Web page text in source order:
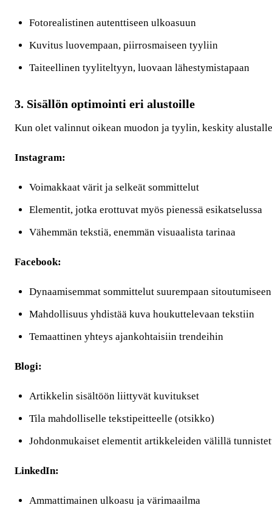
Fotorealistinen autenttiseen ulkoasuun
Kuvitus luovempaan, piirrosmaiseen tyyliin
Taiteellinen tyyliteltyyn, luovaan lähestymistapaan
3. Sisällön optimointi eri alustoille
Kun olet valinnut oikean muodon ja tyylin, keskity
Instagram:
Voimakkaat värit ja selkeät sommittelut
Elementit, jotka erottuvat myös pienessä esikatselussa
Vähemmän tekstiä, enemmän visuaalista tarinaa
Facebook:
Dynaamisemmat sommittelut suurempaan sitoutumiseen
Mahdollisuus yhdistää kuva houkuttelevaan tekstiin
Temaattinen yhteys ajankohtaisiin trendeihin
Blogi:
Artikkelin sisältöön liittyvät kuvitukset
Tila mahdolliselle tekstipeitteelle (otsikko)
Johdonmukaiset elementit artikkeleiden välillä
LinkedIn:
Ammattimainen ulkoasu ja värimaailma